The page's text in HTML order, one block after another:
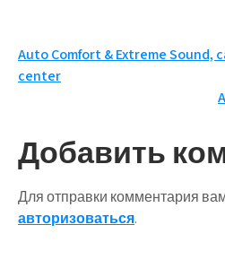
Навигация
по
Auto Comfort & Extreme Sound,
center
Добавить
Для отправки комментария
авторизоваться.